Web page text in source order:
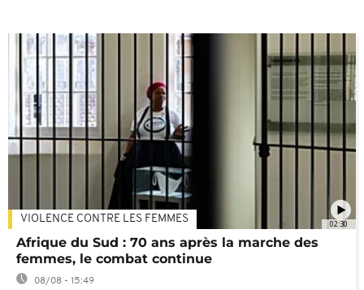
02:30
VIOLENCE CONTRE LES FEMMES
Afrique du Sud : 70 ans après la marche des
femmes, le combat continue
08/08 - 15:49